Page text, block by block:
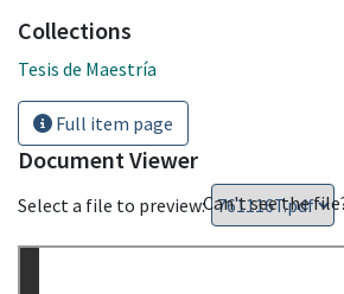
Collections
Tesis de Maestría
Full item page
Document Viewer
Select a file to preview:Can't see the